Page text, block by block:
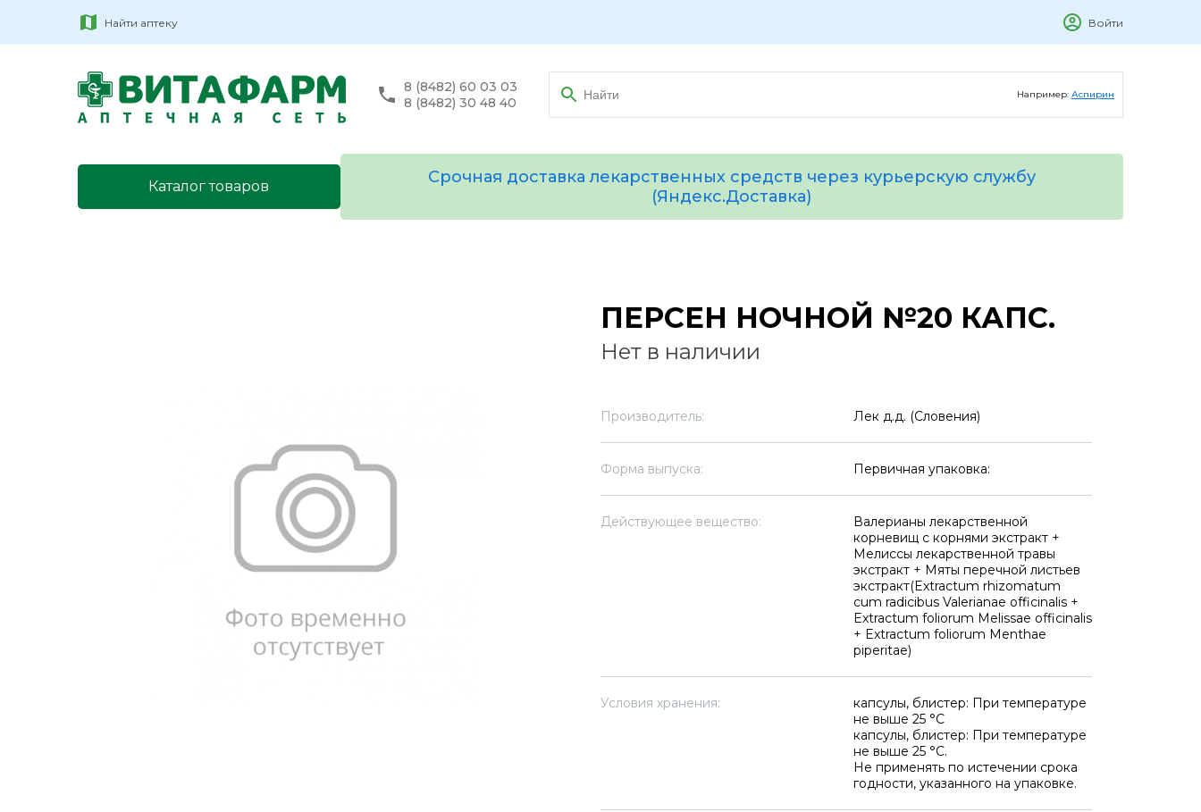
Найти аптеку Войти
8 (8482) 60 03 03
8 (8482) 30 48 40
Например: Аспирин
Каталог товаров
Срочная доставка лекарственных средств через курьерскую службу
(Яндекс.Доставка)
ПЕРСЕН НОЧНОЙ №20 КАПС.
Нет в наличии
Производитель: Лек д.д. (Словения)
Форма выпуска: Первичная упаковка:
Действующее вещество:
Валерианы лекарственной
корневищ с корнями экстракт +
Мелиссы лекарственной травы
экстракт + Мяты перечной листьев
экстракт(Extractum rhizomatum
cum radicibus Valerianae officinalis +
Extractum foliorum Melissae officinalis
+ Extractum foliorum Menthae
piperitae)
Условия хранения:
капсулы, блистер: При температуре
не выше 25 °C
капсулы, блистер: При температуре
не выше 25 °C.
Не применять по истечении срока
годности, указанного на упаковке.